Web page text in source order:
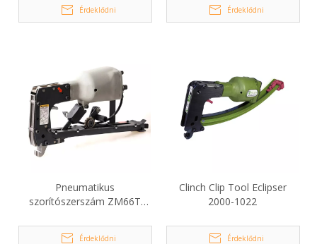
Érdeklődni Érdeklődni
Pneumatikus
szorítószerszám ZM66T
matracokhoz
Érdeklődni
Clinch Clip Tool Eclipser
2000-1022
Érdeklődni